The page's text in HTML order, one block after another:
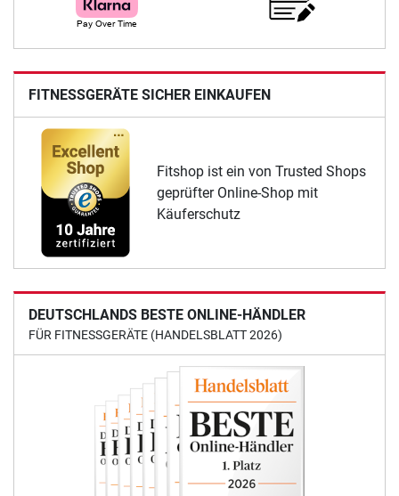
FITNESSGERÄTE SICHER EINKAUFEN
Fitshop ist ein von Trusted Shops
geprüfter Online-Shop mit
Käuferschutz
DEUTSCHLANDS BESTE ONLINE-HÄNDLER
FÜR FITNESSGERÄTE (HANDELSBLATT 2026)